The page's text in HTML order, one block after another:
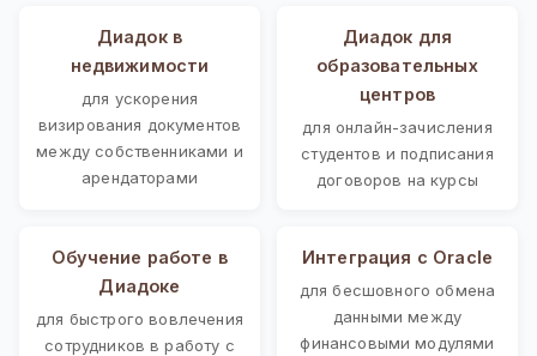
Диадок в
недвижимости
для ускорения
визирования документов
между собственниками и
арендаторами
Диадок для
образовательных
центров
для онлайн-зачисления
студентов и подписания
договоров на курсы
Обучение работе в
Диадоке
для быстрого вовлечения
сотрудников в работу с
Интеграция с Oracle
для бесшовного обмена
данными между
финансовыми модулями